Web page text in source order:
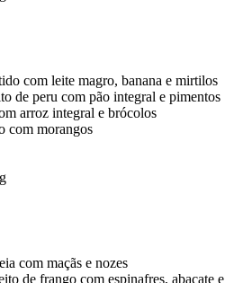
com leite magro, banana e mirtilos
de peru com pão integral e pimentos
arroz integral e brócolos
com morangos
com maçãs e nozes
de frango com espinafres, abacate e